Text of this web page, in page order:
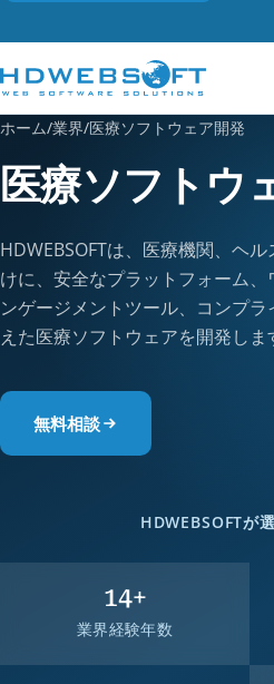
ホーム/業界/医療ソフトウェア開発
医療ソフトウ
HDWEBSOFTは、医療機関、ヘ
けに、安全なプラットフォーム
ンゲージメントツール、コンプ
えた医療ソフトウェアを開発しま
無料相談
HDWEBSOFTが
14+
業界経験年数